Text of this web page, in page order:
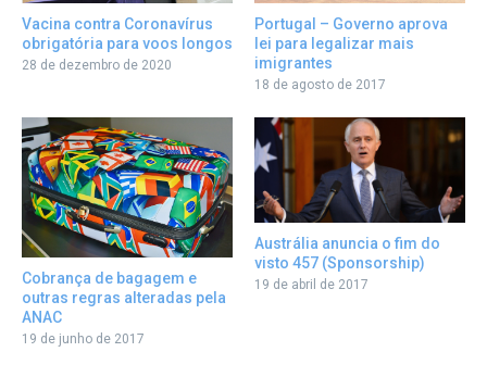
Vacina contra Coronavírus
obrigatória para voos longos
28 de dezembro de 2020
Portugal – Governo aprova
lei para legalizar mais
imigrantes
18 de agosto de 2017
Cobrança de bagagem e
outras regras alteradas pela
ANAC
19 de junho de 2017
Austrália anuncia o fim do
visto 457 (Sponsorship)
19 de abril de 2017